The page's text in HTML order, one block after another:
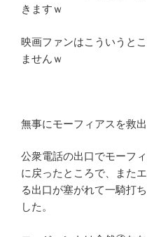
きますｗ
映画ファンはこういうと
ませんｗ
無事にモーフィアスを救出
公衆電話の出口でモーフ
に戻ったところで、また
る出口が塞がれて一騎打
した。